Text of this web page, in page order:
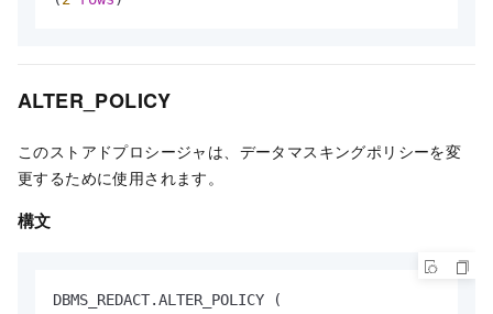
ALTER_POLICY
このストアドプロシージャは、データマスキングポリシーを変
更するために使用されます。
構文
DBMS_REDACT.ALTER_POLICY (